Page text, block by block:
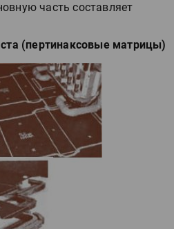
часть составляет
(пертинаксовые матрицы)